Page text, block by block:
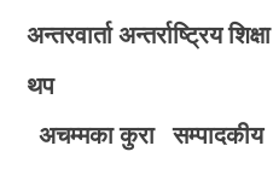
अन्तरवार्ता अन्तर्राष्ट्रिय शिक्षा
थप
अचम्मका कुरा
सम्पादकीय